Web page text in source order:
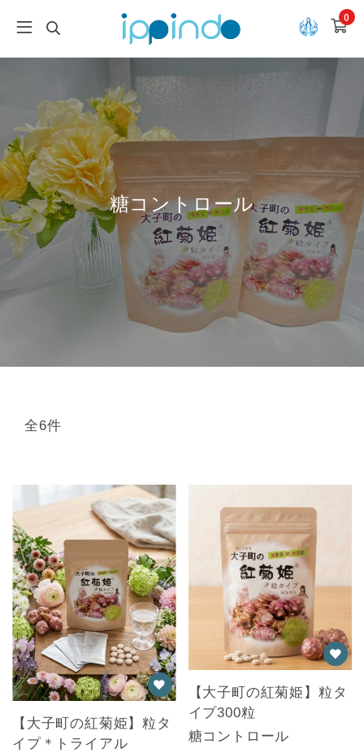
0
糖コントロール
全6件
【大子町の紅菊姫】粒タ
イプ＊トライアル
【大子町の紅菊姫】粒タ
イプ300粒
糖コントロール